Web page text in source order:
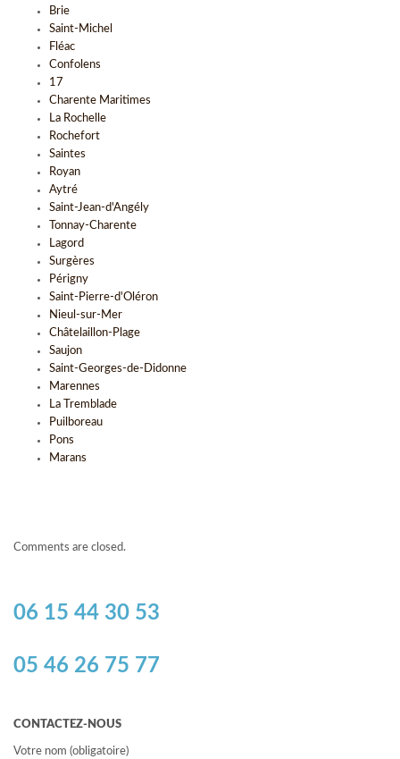
Brie
Saint-Michel
Fléac
Confolens
17
Charente Maritimes
La Rochelle
Rochefort
Saintes
Royan
Aytré
Saint-Jean-d'Angély
Tonnay-Charente
Lagord
Surgères
Périgny
Saint-Pierre-d'Oléron
Nieul-sur-Mer
Châtelaillon-Plage
Saujon
Saint-Georges-de-Didonne
Marennes
La Tremblade
Puilboreau
Pons
Marans
Comments are closed.
06 15 44 30 53
05 46 26 75 77
CONTACTEZ-NOUS
Votre nom (obligatoire)